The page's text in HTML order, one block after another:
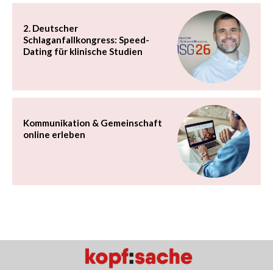
2. Deutscher
Schlaganfallkongress: Speed-
Dating für klinische Studien
Kommunikation & Gemeinschaft
online erleben